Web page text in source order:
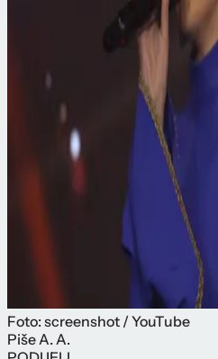
Foto: screenshot / YouTube
PišeA. A.